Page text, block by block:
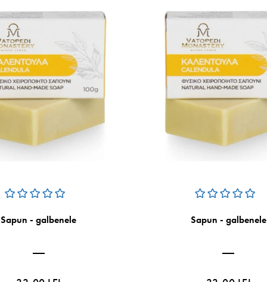
Sapun - galbenele Sapun - galbenele